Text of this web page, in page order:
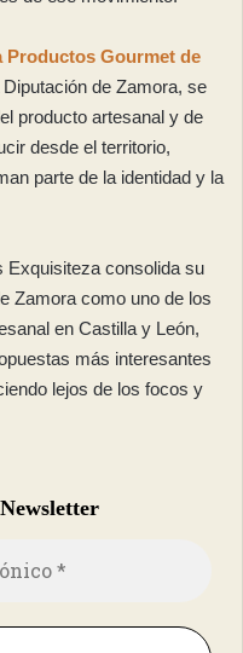
Productos Gourmet de
de Zamora, se
producto artesanal y de
desde el territorio,
parte de la identidad y la
Exquisiteza consolida su
Zamora como uno de los
en Castilla y León,
más interesantes
lejos de los focos y